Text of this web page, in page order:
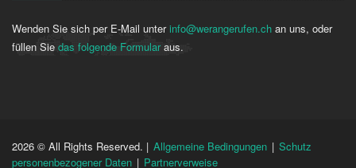
Wenden Sie sich per E-Mail unterinfo@werangerufen.ch an uns, oder
füllen Sie das folgende Formularaus.
2026 © All Rights Reserved. | Allgemeine Bedingungen | Schutz
personenbezogener Daten | Partnerverweise